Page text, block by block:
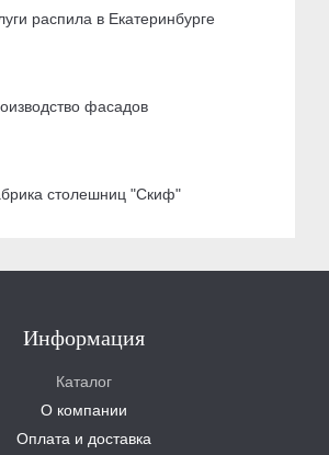
распила в Екатеринбурге
фасадов
столешниц "Скиф"
Информация
Каталог
О компании
Оплата и доставка